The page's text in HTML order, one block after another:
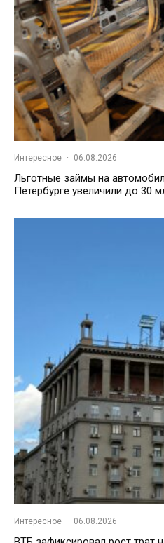
Интересное · 06.08.2026
Льготные займы на
Петербурге увеличили до 30
Интересное · 06.08.2026